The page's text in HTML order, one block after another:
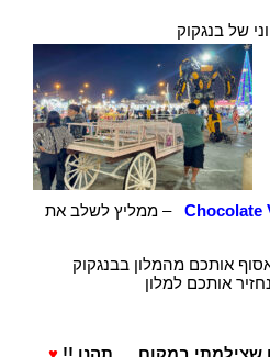
של בנגקוק
Chocolate
– ממליץ לשלב את
אותכם מהמלון בבנגקוק
אותכם למלון
שצילמתי במקום … תהנו !! ♥